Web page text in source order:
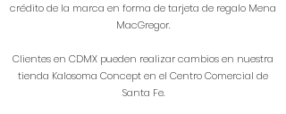
crédito de la marca en forma de tarjeta de regalo Mena
MacGregor.
Clientes en CDMX pueden realizar cambios en nuestra
tienda Kalosoma Concept en el Centro Comercial de
Santa Fe.